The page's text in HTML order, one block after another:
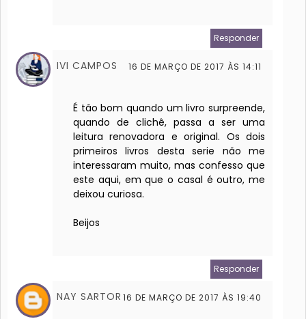
Responder
IVI CAMPOS 16 DE MARÇO DE 2017 ÀS 14:11
É tão bom quando um livro surpreende,
quando de clichê, passa a ser uma
leitura renovadora e original. Os dois
primeiros livros desta serie não me
interessaram muito, mas confesso que
este aqui, em que o casal é outro, me
deixou curiosa.
Beijos
Responder
NAY SARTOR 16 DE MARÇO DE 2017 ÀS 19:40